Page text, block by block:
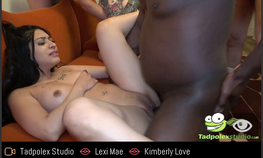
Tadpolex Studio Lexi Mae Kimberly Love